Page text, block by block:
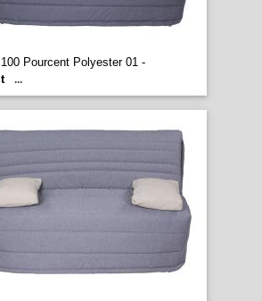
Pourcent Polyester 01 -
...